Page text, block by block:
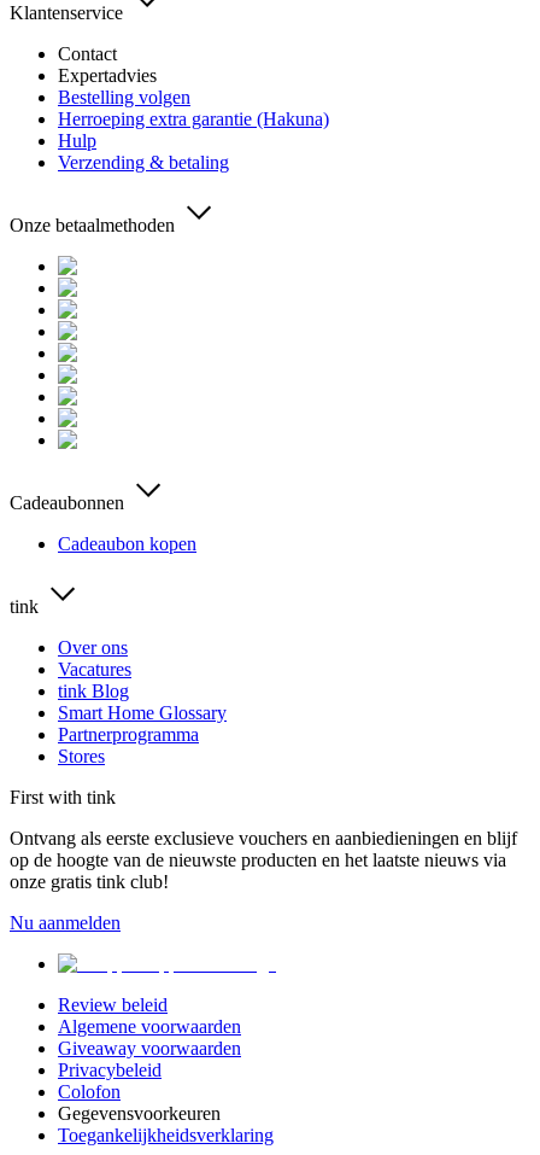
Klantenservice
Contact
Expertadvies
Bestelling volgen
Herroeping extra garantie (Hakuna)
Hulp
Verzending & betaling
Onze betaalmethoden
Cadeaubonnen
Cadeaubon kopen
tink
Over ons
Vacatures
tink Blog
Smart Home Glossary
Partnerprogramma
Stores
First with tink
Ontvang als eerste exclusieve vouchers en aanbiedieningen en blijf
op de hoogte van de nieuwste producten en het laatste nieuws via
onze gratis tink club!
Nu aanmelden
Review beleid
Algemene voorwaarden
Giveaway voorwaarden
Privacybeleid
Colofon
Gegevensvoorkeuren
Toegankelijkheidsverklaring